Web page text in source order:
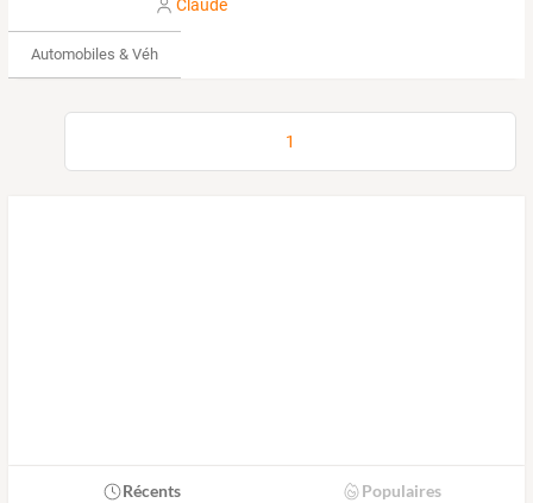
Claude
Automobiles & Véhicules
1
Récents Populaires